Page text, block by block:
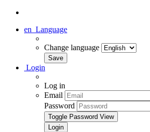
en Language
Change language
Login
Log in
Email
Password
Toggle Password View